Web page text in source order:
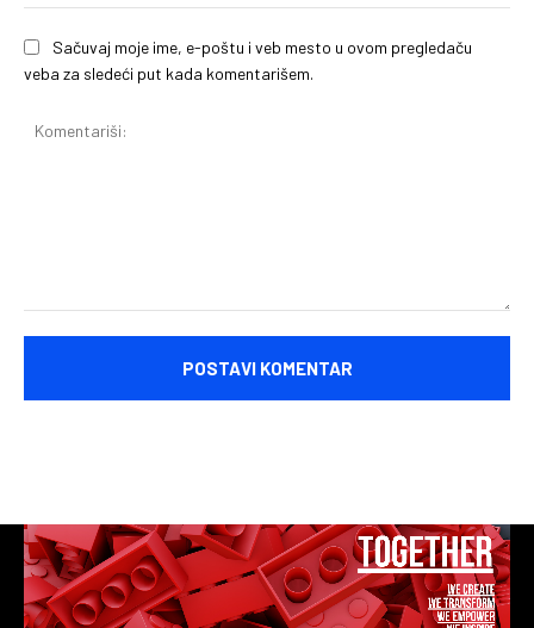
Sačuvaj moje ime, e-poštu i veb mesto u ovom pregledaču
veba za sledeći put kada komentarišem.